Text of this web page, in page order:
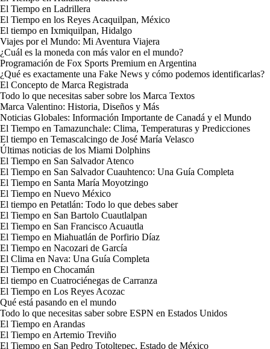
El Tiempo en Ladrillera
El Tiempo en los Reyes Acaquilpan, México
El tiempo en Ixmiquilpan, Hidalgo
Viajes por el Mundo: Mi Aventura Viajera
¿Cuál es la moneda con más valor en el mundo?
Programación de Fox Sports Premium en Argentina
¿Qué es exactamente una Fake News y cómo podemos identificarlas?
El Concepto de Marca Registrada
Todo lo que necesitas saber sobre los Marca Textos
Marca Valentino: Historia, Diseños y Más
Noticias Globales: Información Importante de Canadá y el Mundo
El Tiempo en Tamazunchale: Clima, Temperaturas y Predicciones
El tiempo en Temascalcingo de José María Velasco
Últimas noticias de los Miami Dolphins
El Tiempo en San Salvador Atenco
El Tiempo en San Salvador Cuauhtenco: Una Guía Completa
El Tiempo en Santa María Moyotzingo
El Tiempo en Nuevo México
El tiempo en Petatlán: Todo lo que debes saber
El Tiempo en San Bartolo Cuautlalpan
El Tiempo en San Francisco Acuautla
El Tiempo en Miahuatlán de Porfirio Díaz
El Tiempo en Nacozari de García
El Clima en Nava: Una Guía Completa
El Tiempo en Chocamán
El tiempo en Cuatrociénegas de Carranza
El Tiempo en Los Reyes Acozac
Qué está pasando en el mundo
Todo lo que necesitas saber sobre ESPN en Estados Unidos
El Tiempo en Arandas
El Tiempo en Artemio Treviño
El Tiempo en San Pedro Totoltepec, Estado de México